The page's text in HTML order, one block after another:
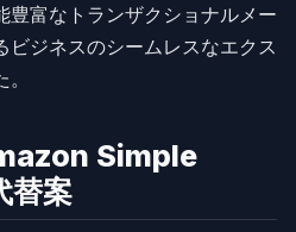
豊富なトランザクショナルメー
ビジネスのシームレスなエクス
Simple
替案